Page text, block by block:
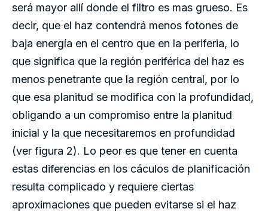
será mayor allí donde el filtro es mas grueso. Es
decir, que el haz contendrá menos fotones de
baja energía en el centro que en la periferia, lo
que significa que la región periférica del haz es
menos penetrante que la región central, por lo
que esa planitud se modifica con la profundidad,
obligando a un compromiso entre la planitud
inicial y la que necesitaremos en profundidad
(ver figura 2). Lo peor es que tener en cuenta
estas diferencias en los cáculos de planificación
resulta complicado y requiere ciertas
aproximaciones que pueden evitarse si el haz